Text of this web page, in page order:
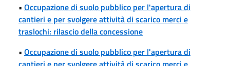
• Occupazione di suolo pubblico per l'apertura di
cantieri e per svolgere attività di scarico merci e
traslochi: rilascio della concessione
• Occupazione di suolo pubblico per l'apertura di